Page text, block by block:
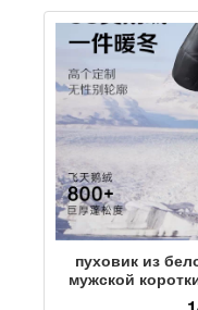
пуховик из
мужской
восточный,